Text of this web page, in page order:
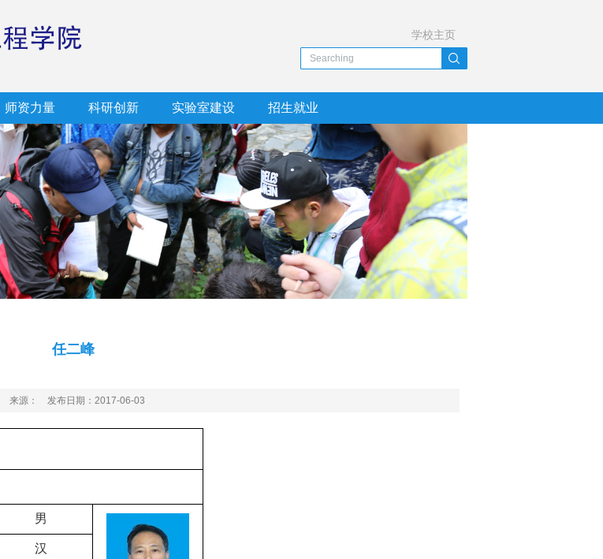
学校主页
师资力量 科研创新 实验室建设 招生就业
任二峰
来源： 发布日期：2017-06-03
男
汉